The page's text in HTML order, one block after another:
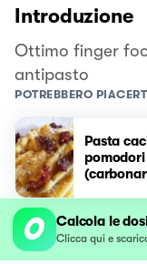
Introduzione
Ottimo finger
antipasto
POTREBBERO
Pasta
Calcola le
Clicca qui e